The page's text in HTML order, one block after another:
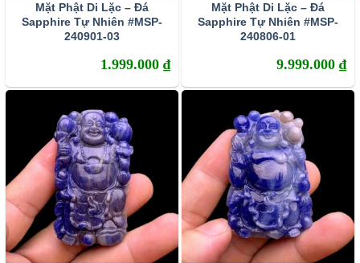
Mặt Phật Di Lặc – Đá
Sapphire Tự Nhiên #MSP-
240901-03
1.999.000 ₫
Mặt Phật Di Lặc – Đá
Sapphire Tự Nhiên #MSP-
240806-01
9.999.000 ₫